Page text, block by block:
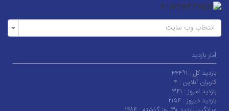
انتخاب وب سایت
آمار بازدید
بازدید کل : ۴۴۴۹۱
کاربران آنلاین : ۴
بازدید امروز : ۳۴۱
بازدید دیروز : ۲۱۵۴